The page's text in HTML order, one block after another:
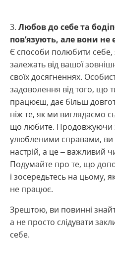
Любов до себе та
пов’язують, але вони
Є способи полюбити себе,
залежать від вашої
своїх досягненнях.
задоволення від того, що
працюєш, дає більш
ніж те, як ми виглядаємо
що любите. Продовжуючи
улюбленими справами, ви
настрій, а це – важливий
Подумайте про те, що
і зосередьтесь на цьому,
не працює.
Зрештою, ви повинні
а не просто слідувати
себе.